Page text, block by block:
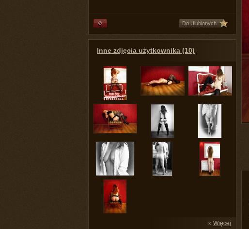
Do Ulubionych
Inne zdjęcia użytkownika (10)
» Więcej